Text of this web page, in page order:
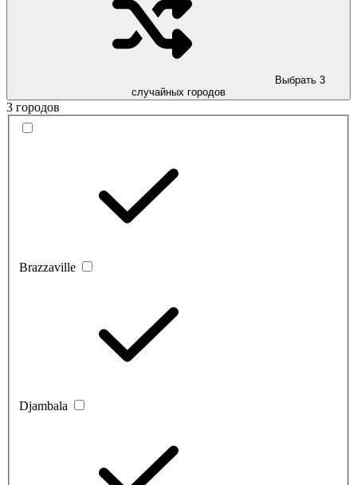
Выбрать 3
случайных городов
3 городов
Brazzaville
Djambala